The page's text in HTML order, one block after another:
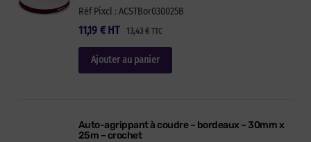
Réf Pixcl : ACSTBor030025B
11,19 € 13,43 €TTC
HT
Ajouter au panier
Auto-agrippant à coudre – bordeaux – 30mm x
25m – crochet